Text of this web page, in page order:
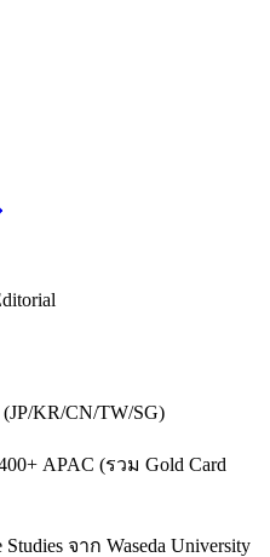
KR/CN/TW/SG)
APAC (รวม Gold Card
จาก Waseda University